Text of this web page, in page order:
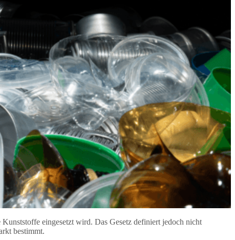
eingesetzt wird. Das Gesetz definiert jedoch nicht
bestimmt.